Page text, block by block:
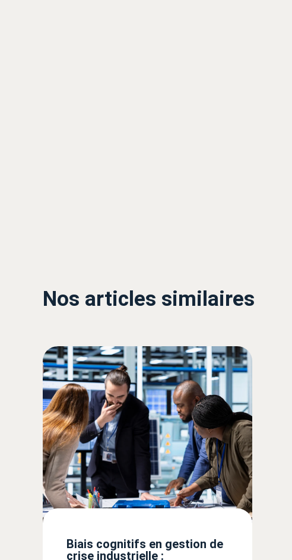
Nos articles similaires
Biais cognitifs en gestion de
crise industrielle :